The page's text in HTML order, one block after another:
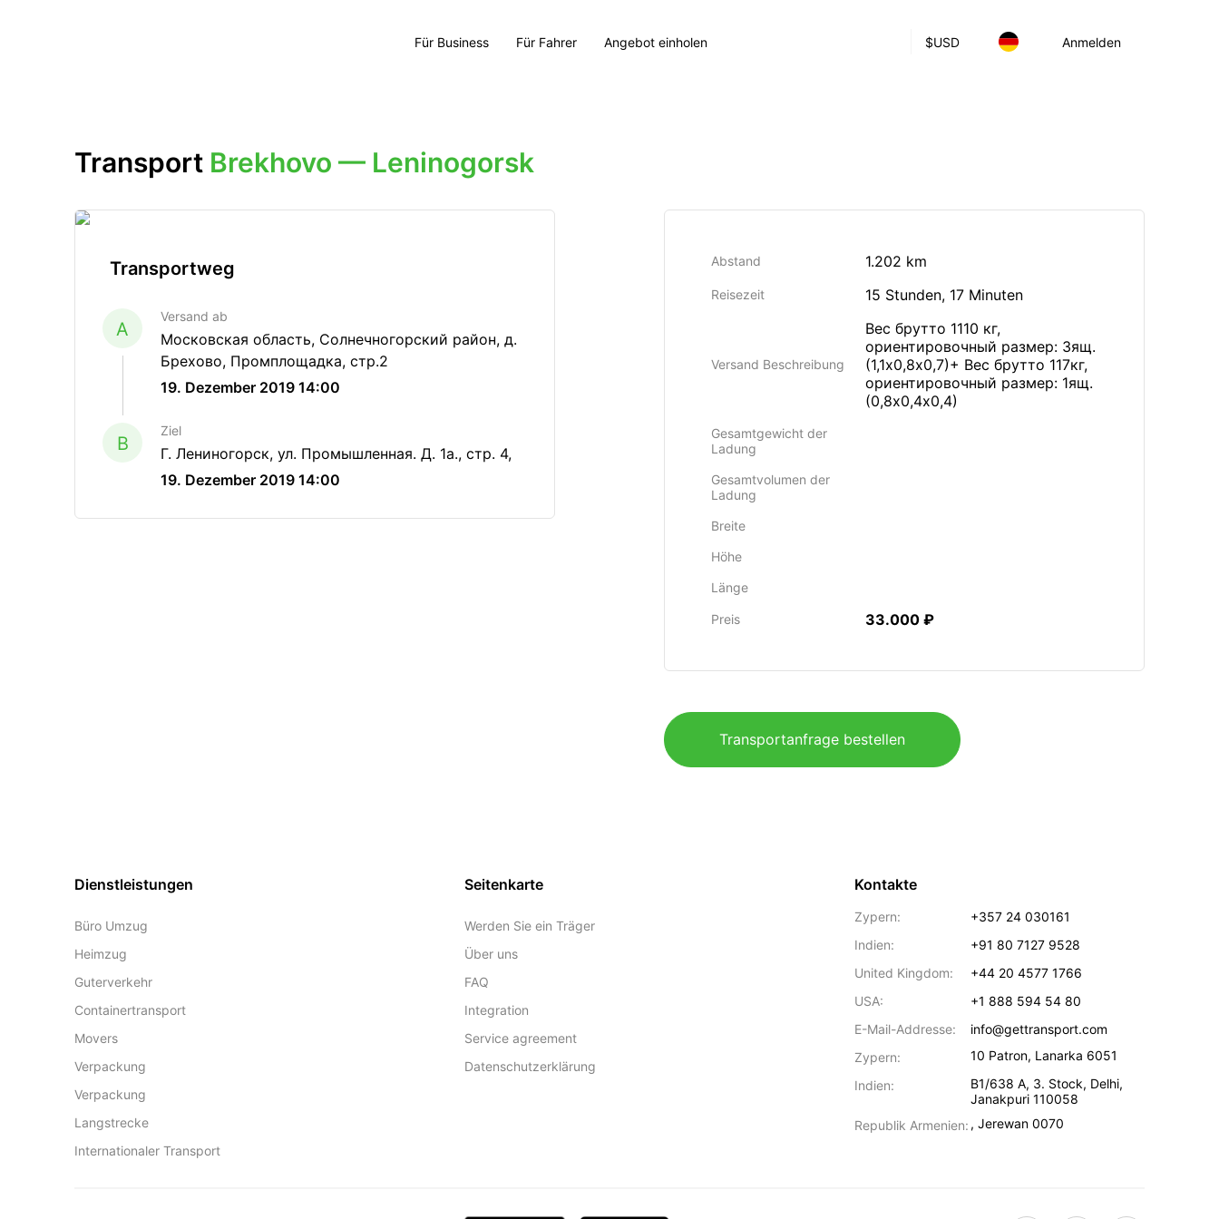
$USD Anmelden
Für Business Für Fahrer Angebot einholen
Transport Brekhovo — Leninogorsk
Transportweg
A
Versand ab
Московская область, Солнечногорский район, д.
Брехово, Промплощадка, стр.2
19. Dezember 2019 14:00
B
Ziel
Г. Лениногорск, ул. Промышленная. Д. 1а., стр. 4,
19. Dezember 2019 14:00
Abstand 1.202 km
Reisezeit 15 Stunden, 17 Minuten
Versand Beschreibung
Вес брутто 1110 кг,
ориентировочный размер: 3ящ.
(1,1х0,8х0,7)+ Вес брутто 117кг,
ориентировочный размер: 1ящ.
(0,8х0,4х0,4)
Gesamtgewicht der
Ladung
Gesamtvolumen der
Ladung
Breite
Höhe
Länge
Preis 33.000 ₽
Transportanfrage bestellen
Dienstleistungen
Büro Umzug
Heimzug
Guterverkehr
Containertransport
Movers
Verpackung
Verpackung
Langstrecke
Internationaler Transport
Seitenkarte
Werden Sie ein Träger
Über uns
FAQ
Integration
Service agreement
Datenschutzerklärung
Kontakte
Zypern:
+357 24 030161
Indien:
+91 80 7127 9528
United Kingdom:
+44 20 4577 1766
USA:
+1 888 594 54 80
E-Mail-Addresse:
info@gettransport.com
Zypern:
10 Patron, Lanarka 6051
Indien:
B1/638 A, 3. Stock, Delhi,
Janakpuri 110058
Republik Armenien: , Jerewan 0070